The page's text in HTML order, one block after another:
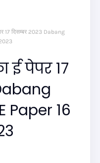
17 दिसम्बर 2023 Dabang
पेपर 17
Paper 16